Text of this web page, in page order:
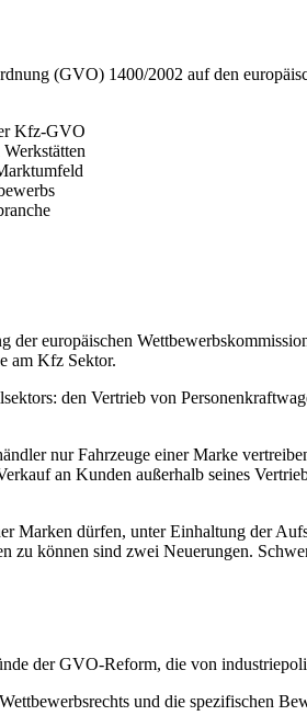
(GVO) 1400/2002 auf den
Kfz-GVO
europäischen
am Kfz Sektor.
den Vertrieb von
nur Fahrzeuge einer Marke
an Kunden außerhalb seines
Marken dürfen, unter Einhaltung der
zu können sind zwei Neuerungen.
der GVO-Reform, die von
und die spezifischen